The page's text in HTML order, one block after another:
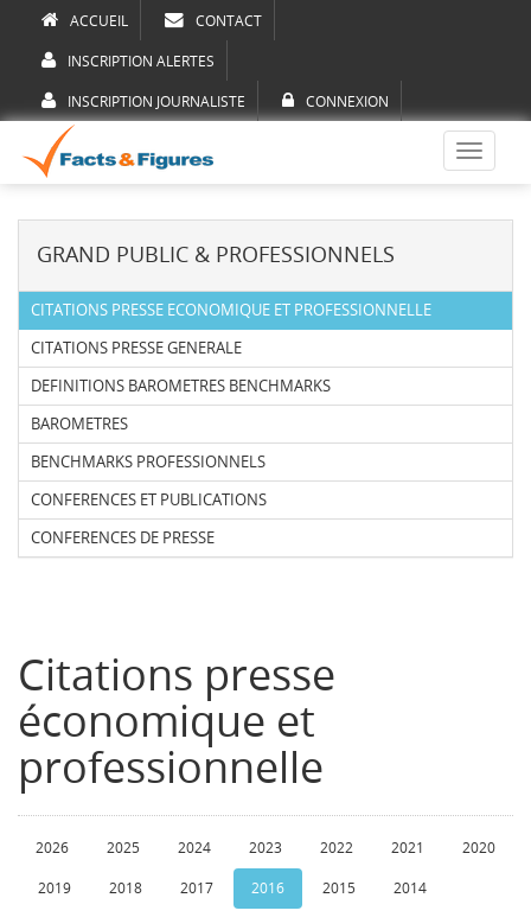
ACCUEIL CONTACT
INSCRIPTION ALERTES
INSCRIPTION JOURNALISTE CONNEXION
Toggle
GRAND PUBLIC & PROFESSIONNELS
CITATIONS PRESSE ECONOMIQUE ET PROFESSIONNELLE
CITATIONS PRESSE GENERALE
DEFINITIONS BAROMETRES BENCHMARKS
BAROMETRES
BENCHMARKS PROFESSIONNELS
CONFERENCES ET PUBLICATIONS
CONFERENCES DE PRESSE
Citations presse
économique et
professionnelle
2026 2025 2024 2023 2022 2021 2020
2019 2018 2017 2016 2015 2014